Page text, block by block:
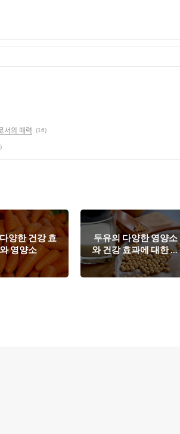
서의 매력 (16)
양한 건강 효
영양소
두유의 다양한 영양소
와 건강 효과에 대한 소
개